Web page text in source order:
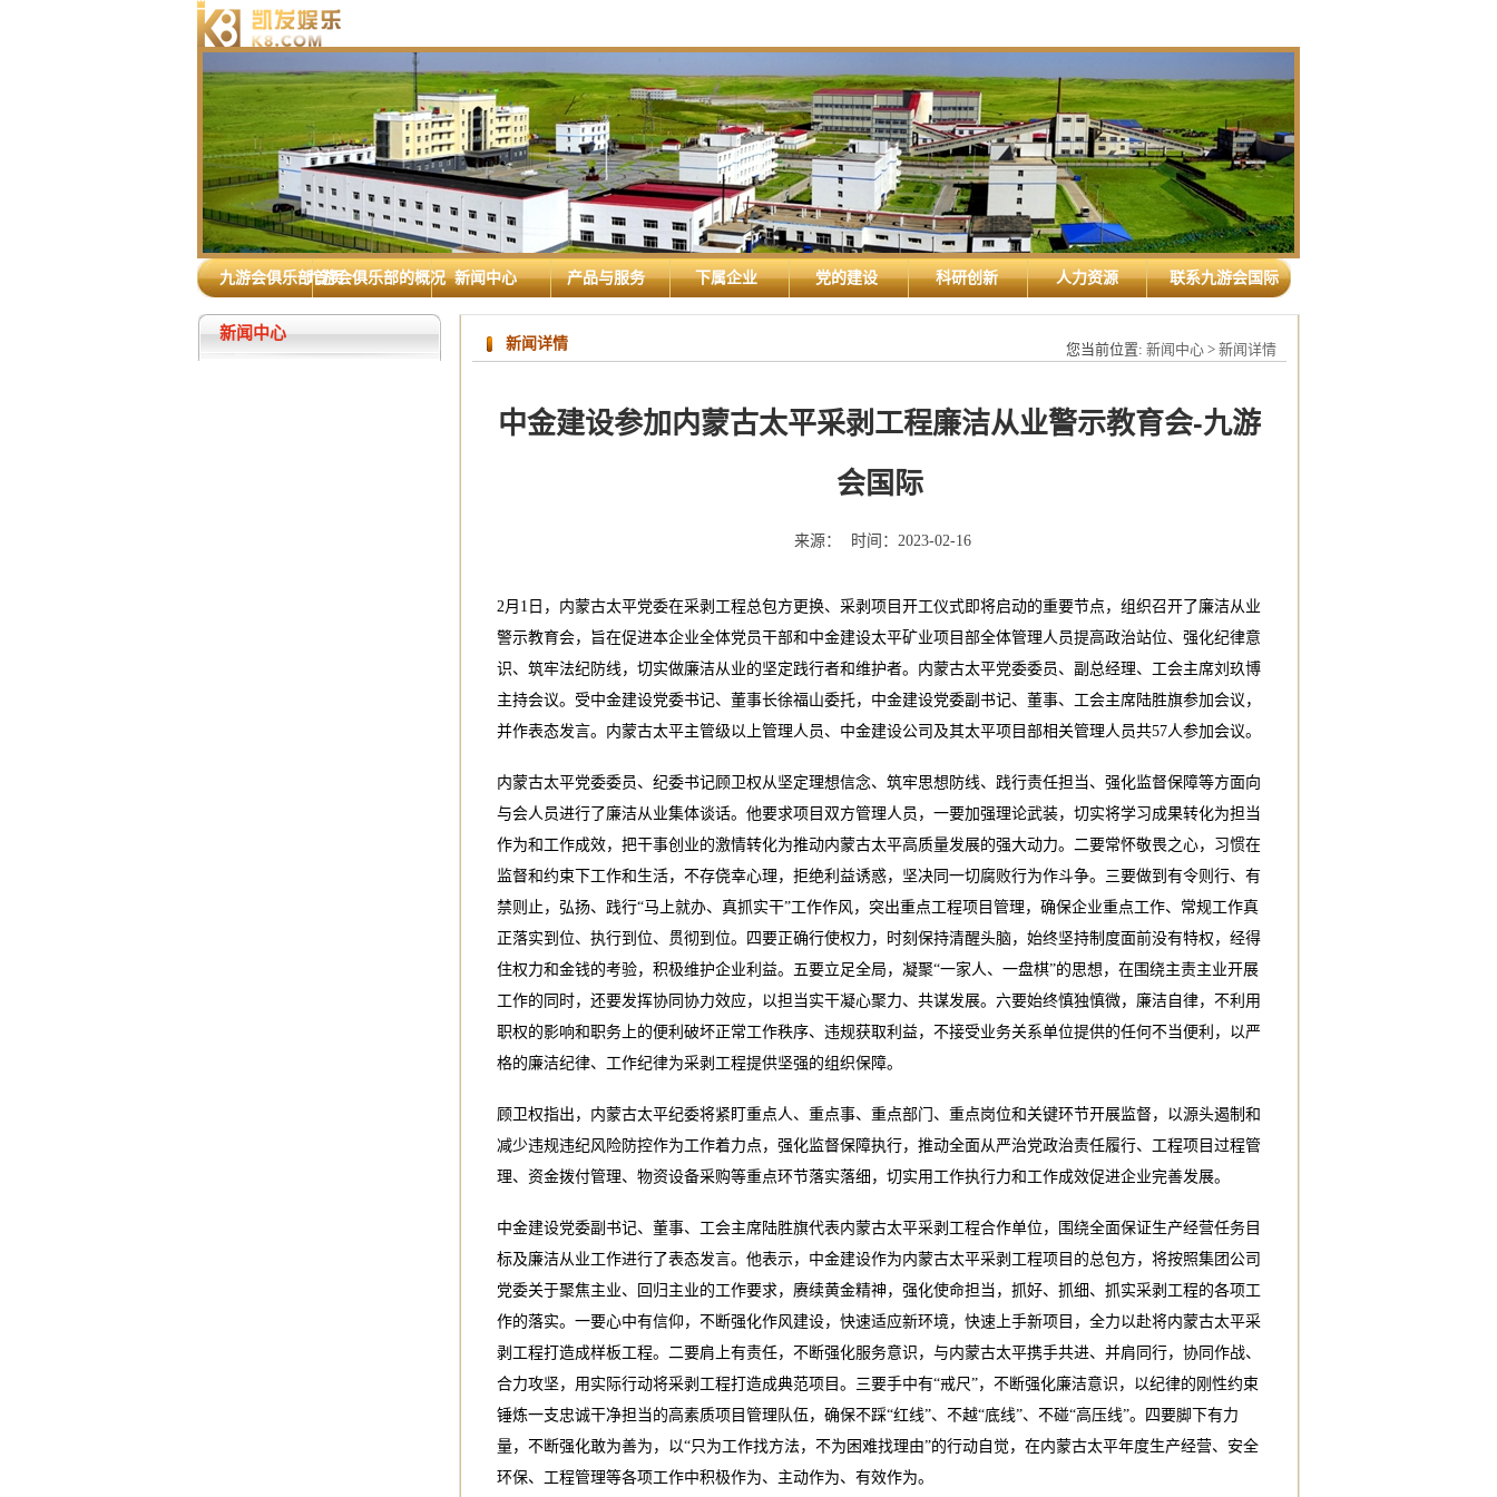
九游会俱乐部首页九游会俱乐部的概况 新闻中心 产品与服务 下属企业 党的建设 科研创新 人力资源 联系九游会国际
新闻中心
您当前位置: 新闻中心 > 新闻详情
新闻详情
中金建设参加内蒙古太平采剥工程廉洁从业警示教育会-九游
会国际
来源： 时间： 2023-02-16
2月1日，内蒙古太平党委在采剥工程总包方更换、采剥项目开工仪式即将启动的重要节点，组织召开了廉洁从业
警示教育会，旨在促进本企业全体党员干部和中金建设太平矿业项目部全体管理人员提高政治站位、强化纪律意
识、筑牢法纪防线，切实做廉洁从业的坚定践行者和维护者。内蒙古太平党委委员、副总经理、工会主席刘玖博
主持会议。受中金建设党委书记、董事长徐福山委托，中金建设党委副书记、董事、工会主席陆胜旗参加会议，
并作表态发言。内蒙古太平主管级以上管理人员、中金建设公司及其太平项目部相关管理人员共57人参加会议。
内蒙古太平党委委员、纪委书记顾卫权从坚定理想信念、筑牢思想防线、践行责任担当、强化监督保障等方面向
与会人员进行了廉洁从业集体谈话。他要求项目双方管理人员，一要加强理论武装，切实将学习成果转化为担当
作为和工作成效，把干事创业的激情转化为推动内蒙古太平高质量发展的强大动力。二要常怀敬畏之心，习惯在
监督和约束下工作和生活，不存侥幸心理，拒绝利益诱惑，坚决同一切腐败行为作斗争。三要做到有令则行、有
禁则止，弘扬、践行“马上就办、真抓实干”工作作风，突出重点工程项目管理，确保企业重点工作、常规工作真
正落实到位、执行到位、贯彻到位。四要正确行使权力，时刻保持清醒头脑，始终坚持制度面前没有特权，经得
住权力和金钱的考验，积极维护企业利益。五要立足全局，凝聚“一家人、一盘棋”的思想，在围绕主责主业开展
工作的同时，还要发挥协同协力效应，以担当实干凝心聚力、共谋发展。六要始终慎独慎微，廉洁自律，不利用
职权的影响和职务上的便利破坏正常工作秩序、违规获取利益，不接受业务关系单位提供的任何不当便利，以严
格的廉洁纪律、工作纪律为采剥工程提供坚强的组织保障。
顾卫权指出，内蒙古太平纪委将紧盯重点人、重点事、重点部门、重点岗位和关键环节开展监督，以源头遏制和
减少违规违纪风险防控作为工作着力点，强化监督保障执行，推动全面从严治党政治责任履行、工程项目过程管
理、资金拨付管理、物资设备采购等重点环节落实落细，切实用工作执行力和工作成效促进企业完善发展。
中金建设党委副书记、董事、工会主席陆胜旗代表内蒙古太平采剥工程合作单位，围绕全面保证生产经营任务目
标及廉洁从业工作进行了表态发言。他表示，中金建设作为内蒙古太平采剥工程项目的总包方，将按照集团公司
党委关于聚焦主业、回归主业的工作要求，赓续黄金精神，强化使命担当，抓好、抓细、抓实采剥工程的各项工
作的落实。一要心中有信仰，不断强化作风建设，快速适应新环境，快速上手新项目，全力以赴将内蒙古太平采
剥工程打造成样板工程。二要肩上有责任，不断强化服务意识，与内蒙古太平携手共进、并肩同行，协同作战、
合力攻坚，用实际行动将采剥工程打造成典范项目。三要手中有“戒尺”，不断强化廉洁意识，以纪律的刚性约束
锤炼一支忠诚干净担当的高素质项目管理队伍，确保不踩“红线”、不越“底线”、不碰“高压线”。四要脚下有力
量，不断强化敢为善为，以“只为工作找方法，不为困难找理由”的行动自觉，在内蒙古太平年度生产经营、安全
环保、工程管理等各项工作中积极作为、主动作为、有效作为。